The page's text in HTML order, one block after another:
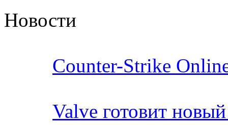
Новости
Counter-Strike
Valve готовит